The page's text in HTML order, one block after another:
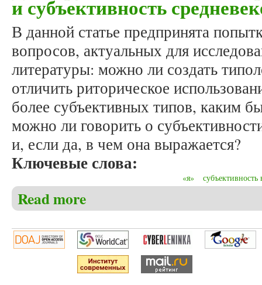
и субъективность
В данной статье предпринята
вопросов, актуальных для
литературы: можно ли создать
отличить риторическое
более субъективных типов, каким
можно ли говорить о
и, если да, в чем она выражается?
Ключевые слова:
«я» субъективность
Read more